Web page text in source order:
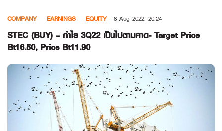
content
COMPANY EARNINGS EQUITY 8 Aug 2022, 20:24
STEC (BUY) – กำไร 3Q22 เป็นไปตามคาด- Target Price
Bt16.50, Price Bt11.90